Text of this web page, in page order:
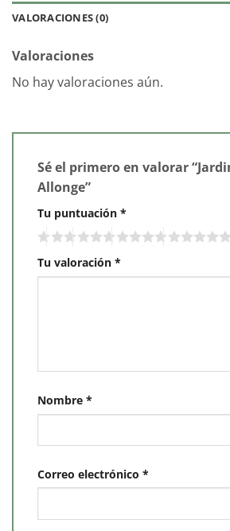
VALORACIONES (0)
Valoraciones
No hay valoraciones aún.
Sé el primero en valorar
Allonge”
Tu puntuación *
Tu valoración *
Nombre *
Correo electrónico *